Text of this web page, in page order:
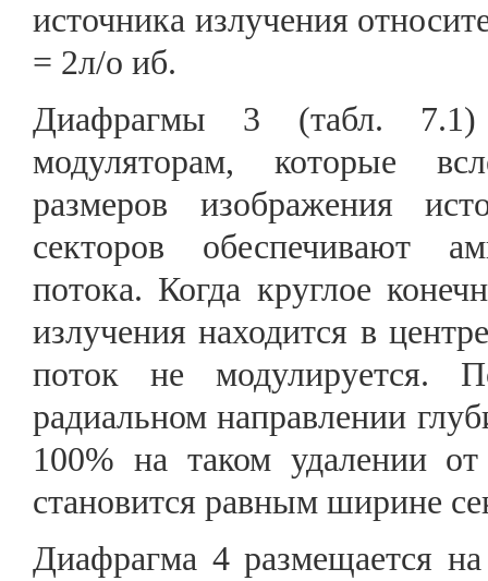
источника излучения
= 2л/о иб.
Диафрагмы 3 (табл. 7.1)
модуляторам, которые
размеров изображения
секторов обеспечивают
потока. Когда круглое
излучения находится в
поток не модулируется.
радиальном направлении
100% на таком удалении
становится равным ширине
Диафрагма 4 размещается